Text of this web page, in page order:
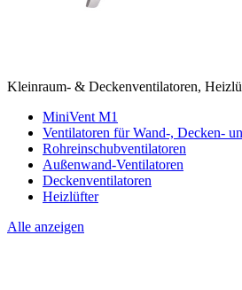
Kleinraum- & Deckenventilatoren,
MiniVent M1
Ventilatoren für Wand-, Decken-
Rohreinschubventilatoren
Außenwand-Ventilatoren
Deckenventilatoren
Heizlüfter
Alle anzeigen